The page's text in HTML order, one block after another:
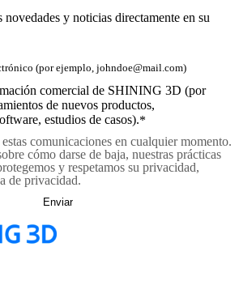
novedades y noticias directamente en su
comercial de SHINING 3D (por
de nuevos productos,
estudios de casos).*
comunicaciones en cualquier momento.
cómo darse de baja, nuestras prácticas
y respetamos su privacidad,
de privacidad.